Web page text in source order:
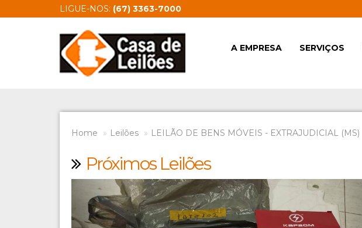
LIGUE-NOS: (67) 3363-7000
A EMPRESA SERVIÇOS
Home Leilões LEILÃO DE BENS MÓVEIS - EXTRAJUDICIAL (MS)
Próximos Leilões
Previous